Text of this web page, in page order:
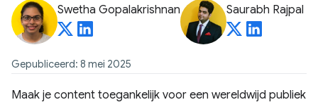
Swetha Gopalakrishnan Saurabh Rajpal
Gepubliceerd: 8 mei 2025
Maak je content toegankelijk voor een wereldwijd publiek